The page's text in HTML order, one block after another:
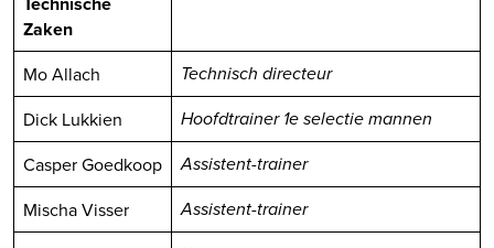
Zaken
Mo Allach Technisch directeur
Dick Lukkien Hoofdtrainer 1e selectie mannen
Casper Goedkoop Assistent-trainer
Mischa Visser Assistent-trainer